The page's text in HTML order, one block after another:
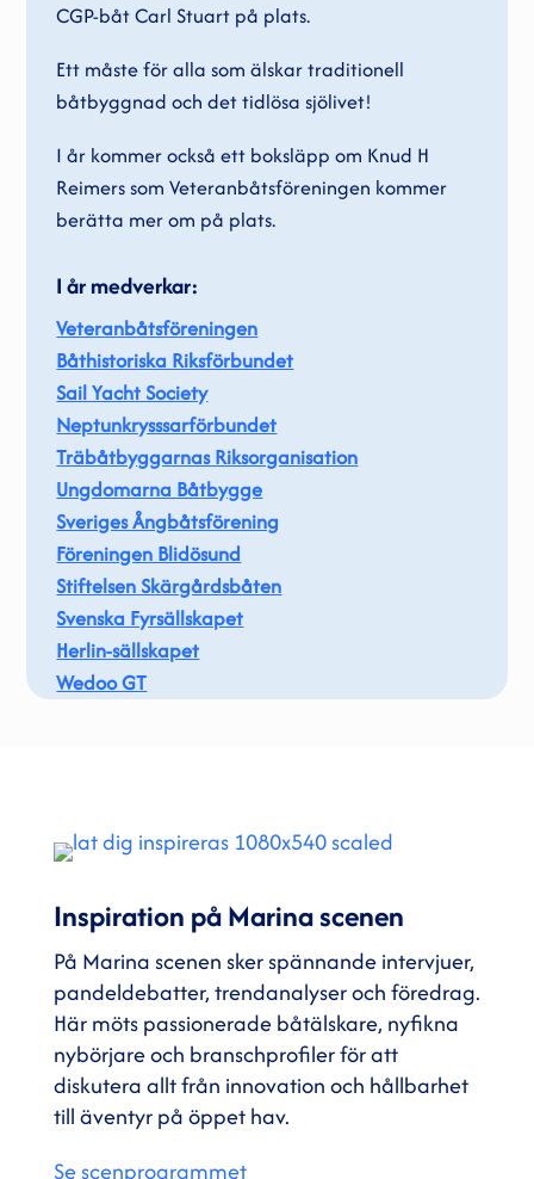
CGP-båt Carl Stuart på plats.
Ett måste för alla som älskar traditionell
båtbyggnad och det tidlösa sjölivet!
I år kommer också ett boksläpp om Knud H
Reimers som Veteranbåtsföreningen kommer
berätta mer om på plats.
I år medverkar:
Veteranbåtsföreningen
Båthistoriska Riksförbundet
Sail Yacht Society
Neptunkrysssarförbundet
Träbåtbyggarnas Riksorganisation
Ungdomarna Båtbygge
Sveriges Ångbåtsförening
Föreningen Blidösund
Stiftelsen Skärgårdsbåten
Svenska Fyrsällskapet
Herlin-sällskapet
Wedoo GT
Inspiration på Marina scenen
På Marina scenen sker spännande intervjuer,
pandeldebatter, trendanalyser och föredrag.
Här möts passionerade båtälskare, nyfikna
nybörjare och branschprofiler för att
diskutera allt från innovation och hållbarhet
till äventyr på öppet hav.
Se scenprogrammet